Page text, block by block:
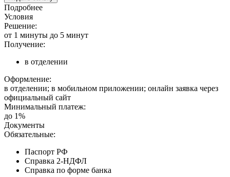
Подробнее
Условия
Решение:
от 1 минуты до 5 минут
Получение:
в отделении
Оформление:
в отделении; в мобильном приложении; онлайн заявка через
официальный сайт
Минимальный платеж:
до 1%
Документы
Обязательные:
Паспорт РФ
Справка 2-НДФЛ
Справка по форме банка